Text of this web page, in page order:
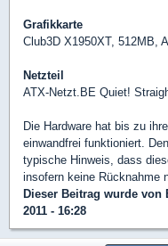
Grafikkarte
Club3D X1950XT, 512MB,
Netzteil
ATX-Netzt.BE Quiet!
Die Hardware hat bis zu
einwandfrei funktioniert.
typische Hinweis, dass
insofern keine Rücknahme
Dieser Beitrag wurde von
2011 - 16:28